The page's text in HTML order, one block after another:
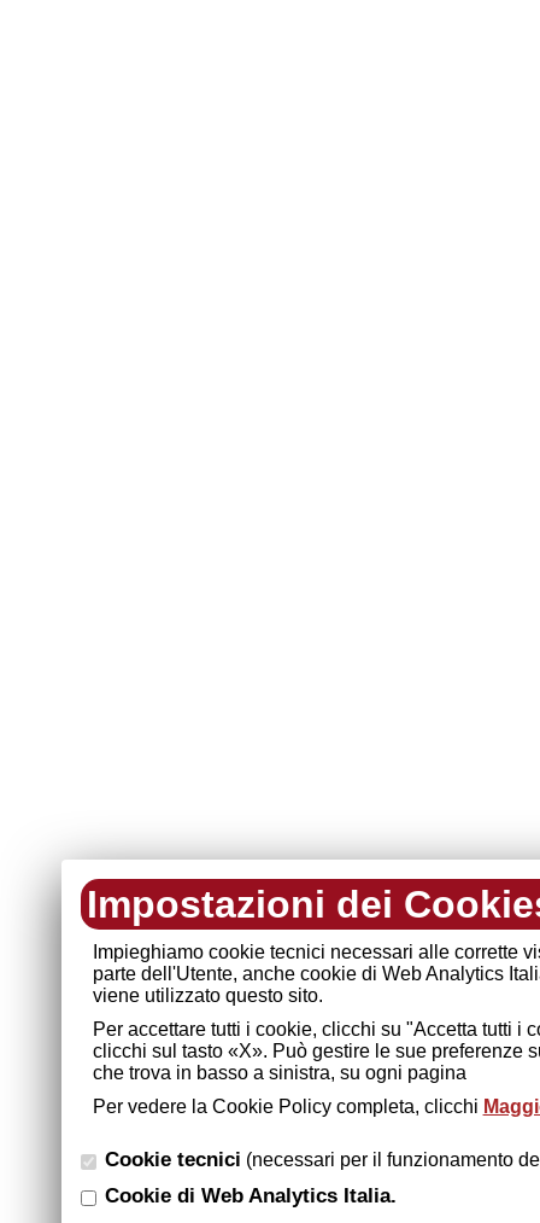
Impostazioni dei
Impieghiamo cookie tecnici necessari alle corrette
parte dell'Utente, anche cookie di Web Analytics
viene utilizzato questo sito.
Per accettare tutti i cookie, clicchi su "Accetta tutti
clicchi sul tasto «X». Può gestire le sue preferenze
che trova in basso a sinistra, su ogni pagina
Per vedere la Cookie Policy completa, clicchi
Cookie tecnici (necessari per il funzionamento
Cookie di Web Analytics Italia.